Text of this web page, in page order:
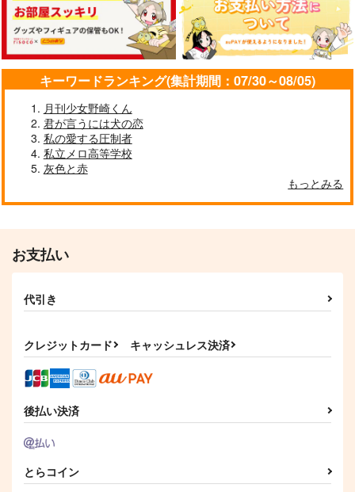
君と家族みたいなそれ
一迅社
円（税込）
サンプル
作品詳細
メイドインアビス 15
竹書房
1,100
作品詳細
プレイゴッド
作品詳細
君に贈るキヅタ 2
946円
サンプル サンプル
魔法少女ノ魔女裁判 2
サンプル
キーワードランキング(集計期間：07/30～08/05)
月刊少女野崎くん
君が言うには犬の恋
私の愛する圧制者
私立メロ高等学校
灰色と赤
もっとみる
お支払い
代引き
クレジットカード キャッシュレス決済
後払い決済
とらコイン